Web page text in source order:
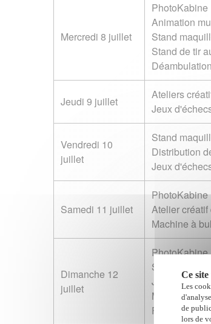
Mercredi 8 juillet
PhotoKabine
Animation
Stand
Stand de tir
Jeudi 9 juillet
Ateliers
Jeux
Vendredi 10
juillet
Stand
Distribution
Jeux
Samedi 11 juillet
PhotoKabine
Atelier
Machine à
Dimanche 12
juillet
PhotoKabine
Stand
Jeux
Machine à
Fanfare
Ce site
Les
de
lors de